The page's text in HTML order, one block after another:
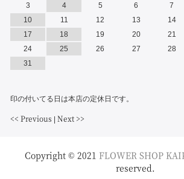
印の付いてる日は本店の定休日です。
<< Previous Next >>
3
4 5 6 7
10
11 12 13 14
17
18 19 20 21
24
25 26 27 28
31
Copyright © 2021 FLOWER SHOP
reserved.